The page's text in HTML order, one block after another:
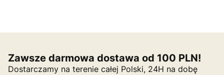
Zawsze darmowa dostawa od 100 PLN!
Dostarczamy na terenie całej Polski, 24H na dobę